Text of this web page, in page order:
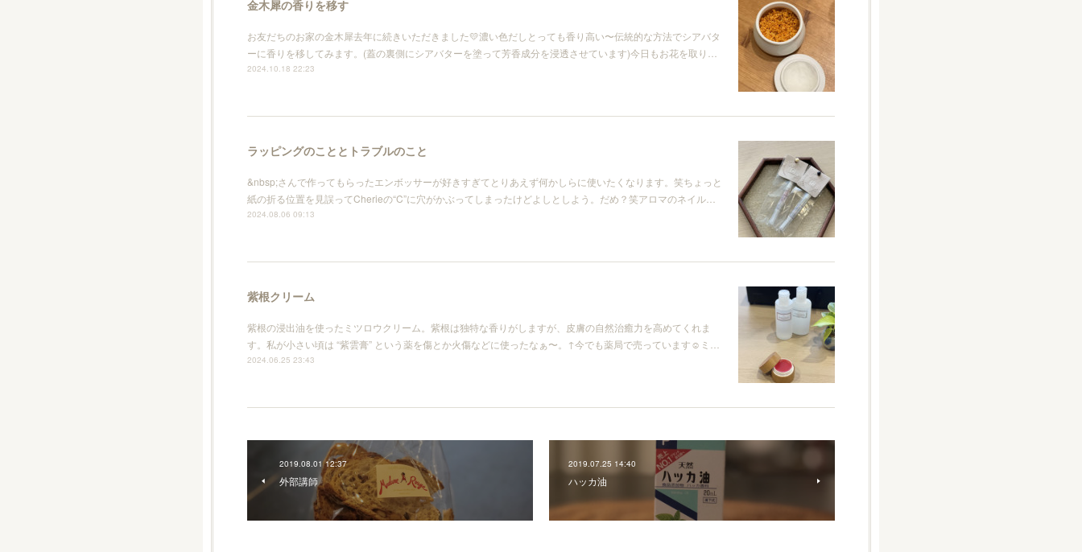
金木犀の香りを移す
お友だちのお家の金木犀去年に続きいただきました💛濃い色だしとっても香り高い〜伝統的な方法でシアバタ
ーに香りを移してみます。(蓋の裏側にシアバターを塗って芳香成分を浸透させています)今日もお花を取り…
2024.10.18 22:23
ラッピングのこととトラブルのこと
&nbsp;さんで作ってもらったエンボッサーが好きすぎてとりあえず何かしらに使いたくなります。笑ちょっと
紙の折る位置を見誤ってCherieの“C”に穴がかぶってしまったけどよしとしよう。だめ？笑アロマのネイル…
2024.08.06 09:13
紫根クリーム
紫根の浸出油を使ったミツロウクリーム。紫根は独特な香りがしますが、皮膚の自然治癒力を高めてくれま
す。私が小さい頃は “紫雲膏” という薬を傷とか火傷などに使ったなぁ〜。↑今でも薬局で売っています☺︎ミ…
2024.06.25 23:43
2019.08.01 12:37
外部講師
2019.07.25 14:40
ハッカ油